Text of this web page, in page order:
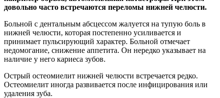
довольно часто встречаются переломы нижней челюсти.
Больной с дентальным абсцессом жалуется на тупую боль в
нижней челюсти, которая постепенно усиливается и
принимает пульсирующий характер. Больной отмечает
недомогание, снижение аппетита. Он нередко указывает на
наличие у него кариеса зубов.
Острый остеомиелит нижней челюсти встречается редко.
Остеомиелит иногда развивается после инфицирования или
удаления зуба.